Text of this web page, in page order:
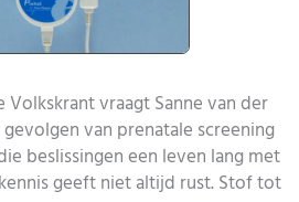
vraagt Sanne van der
van prenatale screening
beslissingen een leven lang met
geeft niet altijd rust. Stof tot